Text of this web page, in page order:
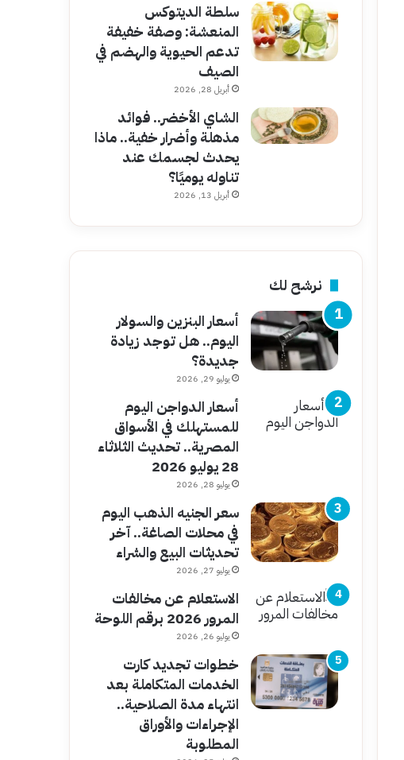
سلطة الديتوكس
المنعشة: وصفة خفيفة
تدعم الحيوية والهضم في
الصيف
أبريل 28, 2026
الشاي الأخضر.. فوائد
مذهلة وأضرار خفية.. ماذا
يحدث لجسمك عند
تناوله يوميًا؟
أبريل 13, 2026
نرشح لك
أسعار البنزين والسولار
اليوم.. هل توجد زيادة
جديدة؟
يوليو 29, 2026
أسعار الدواجن اليوم
للمستهلك في الأسواق
المصرية.. تحديث الثلاثاء
28 يوليو 2026
يوليو 28, 2026
سعر الجنيه الذهب اليوم
في محلات الصاغة.. آخر
تحديثات البيع والشراء
يوليو 27, 2026
الاستعلام عن مخالفات
المرور 2026 برقم اللوحة
يوليو 26, 2026
خطوات تجديد كارت
الخدمات المتكاملة بعد
انتهاء مدة الصلاحية..
الإجراءات والأوراق
المطلوبة